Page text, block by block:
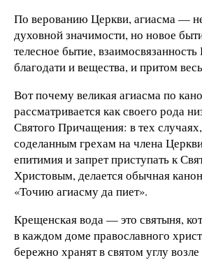
По верованию Церкви, агиасма —
духовной значимости, но новое
телесное бытие,
благодати и вещества, и притом
Вот почему великая агиасма по
рассматривается как своего рода
Святого Причащения: в тех
соделанным грехам на члена
епитимия и запрет приступать к
Христовым, делается обычная
«Точию агиасму да пиет».
Крещенская вода — это святыня,
в каждом доме православного
бережно хранят в святом углу возле